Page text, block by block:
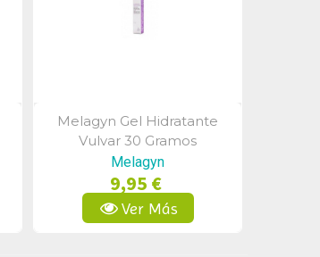
Vista Rápida
Melagyn Gel Hidratante
Vulvar 30 Gramos
Melagyn
9,95 €
Ver Más